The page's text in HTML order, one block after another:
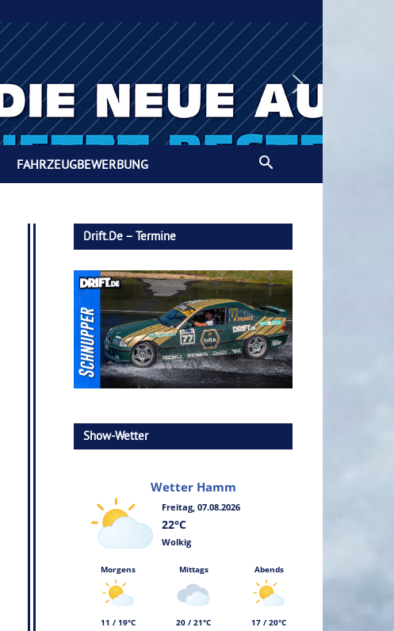
FAHRZEUGBEWERBUNG
Drift.de – Termine
Show-Wetter
Wetter Hamm
Freitag, 07.08.2026
22°C
Wolkig
Morgens
11 / 19°C
Mittags
20 / 21°C
Abends
17 / 20°C